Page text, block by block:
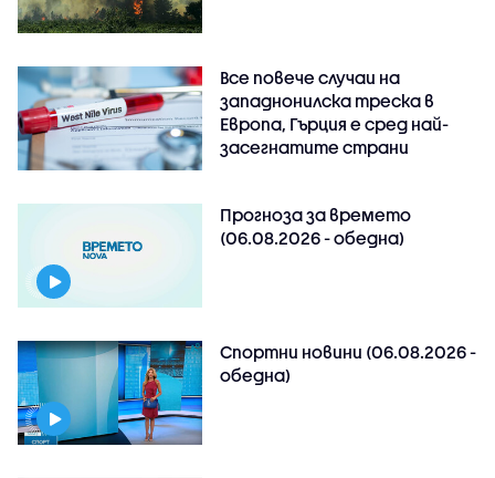
Все повече случаи на
западнонилска треска в
Европа, Гърция е сред най-
засегнатите страни
Прогноза за времето
(06.08.2026 - обедна)
Спортни новини (06.08.2026 -
обедна)